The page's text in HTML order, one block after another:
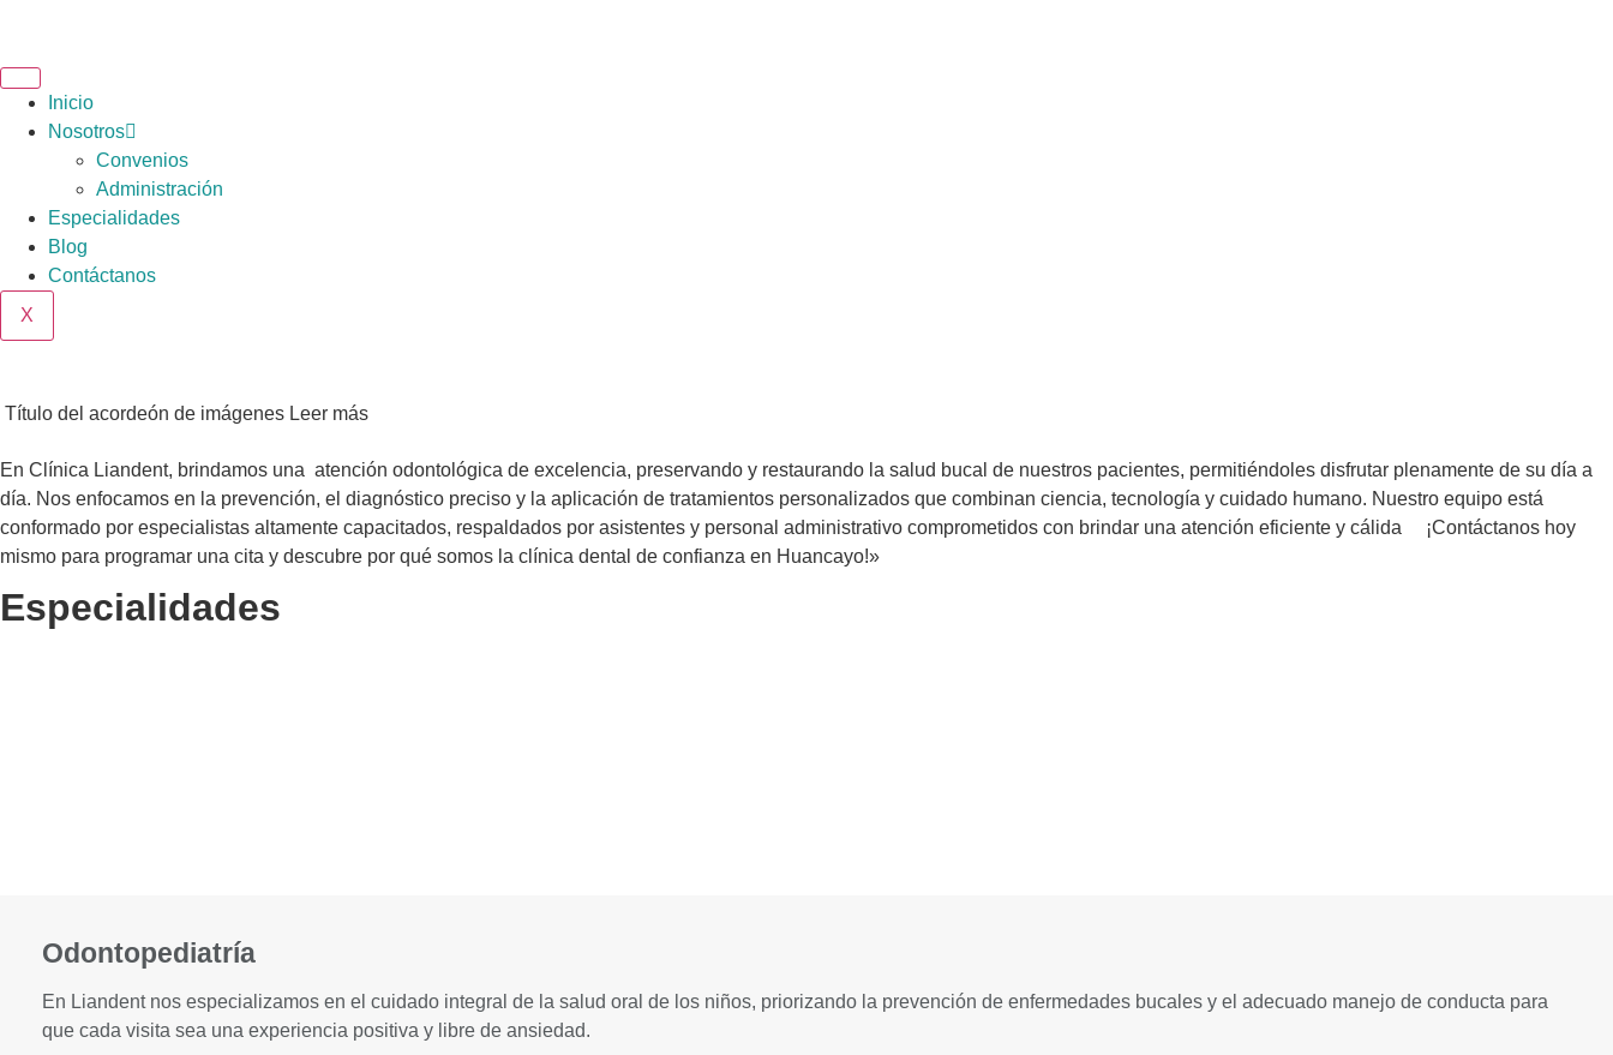
Inicio
Nosotros
Convenios
Administración
Especialidades
Blog
Contáctanos
X
Título del acordeón de imágenes Leer más
En Clínica Liandent, brindamos una atención odontológica de excelencia, preservando y restaurando la salud bucal de nuestros pacientes, permitiéndoles disfrutar plenamente de su día a
día. Nos enfocamos en la prevención, el diagnóstico preciso y la aplicación de tratamientos personalizados que combinan ciencia, tecnología y cuidado humano. Nuestro equipo está
conformado por especialistas altamente capacitados, respaldados por asistentes y personal administrativo comprometidos con brindar una atención eficiente y cálida ¡Contáctanos hoy
mismo para programar una cita y descubre por qué somos la clínica dental de confianza en Huancayo!»
Especialidades
Odontopediatría
En Liandent nos especializamos en el cuidado integral de la salud oral de los niños, priorizando la prevención de enfermedades bucales y el adecuado manejo de conducta para
que cada visita sea una experiencia positiva y libre de ansiedad.